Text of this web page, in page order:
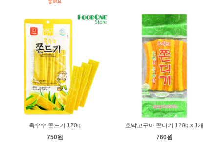
옥수수 쫀드기 120g
750원
호박고구마 쫀디기 120g x 1개
760원